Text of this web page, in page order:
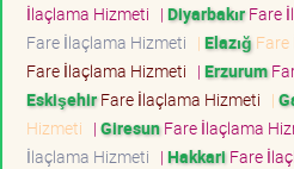
İlaçlama Hizmeti | DiyarbakırFare
Fare İlaçlama Hizmeti | Elazığ
Fare İlaçlama Hizmeti | Erzurum
EskişehirFare İlaçlama Hizmeti |
Hizmeti | GiresunFare İlaçlama
İlaçlama Hizmeti | Hakkari Fare